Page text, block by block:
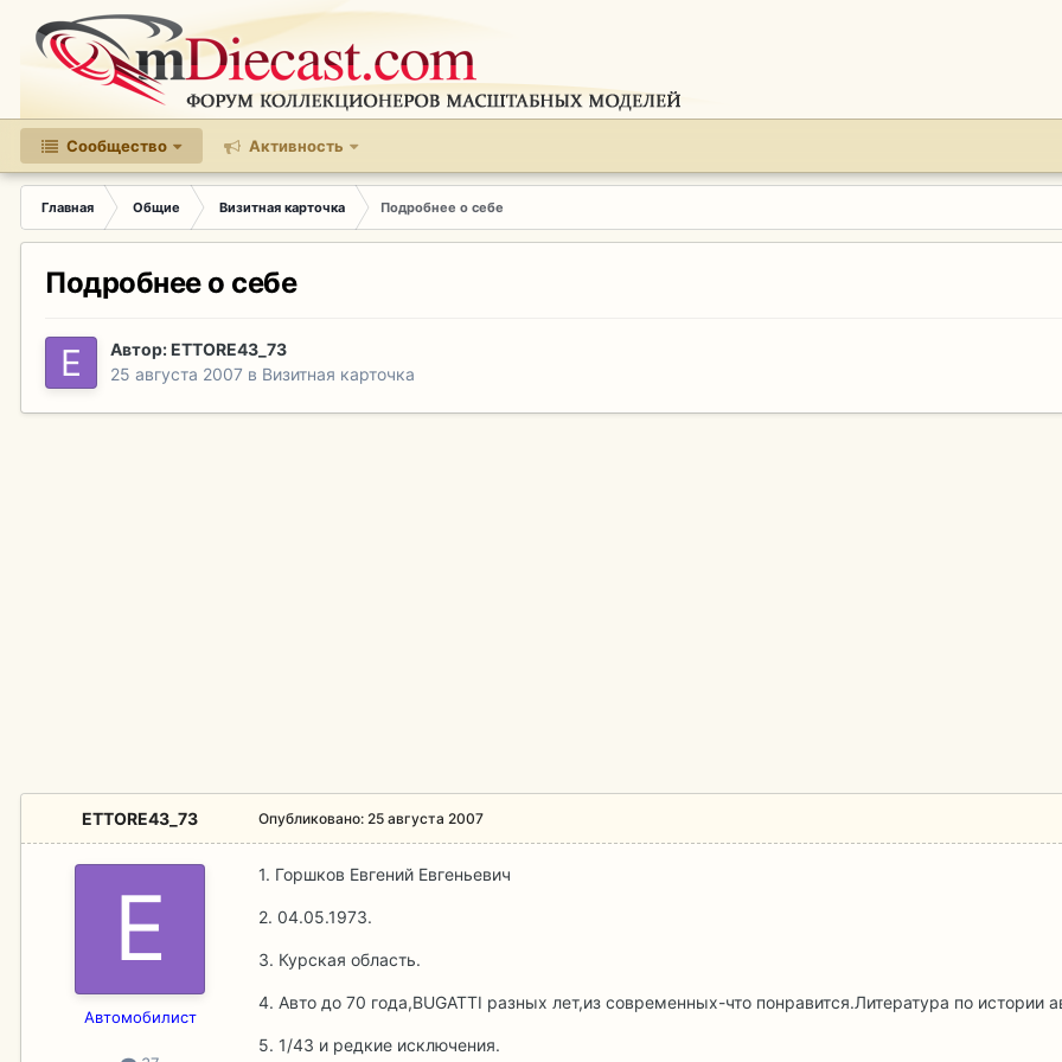
Сообщество Активность
Главная Общие Визитная карточка Подробнее о себе
Подробнее о себе
Автор:ETTORE43_73
25 августа 2007 в Визитная карточка
ETTORE43_73
Aвтомобилист
Опубликовано: 25 августа 2007
1. Горшков Евгений Евгеньевич
2. 04.05.1973.
3. Курская область.
4. Авто до 70 года,BUGATTI разных лет,из современных-что понравится.Литература по истории
5. 1/43 и редкие исключения.